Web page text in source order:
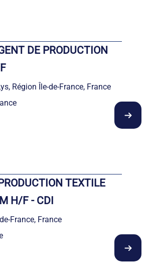
DE PRODUCTION
Région Île-de-France, France
TEXTILE
H/F - CDI
France, France